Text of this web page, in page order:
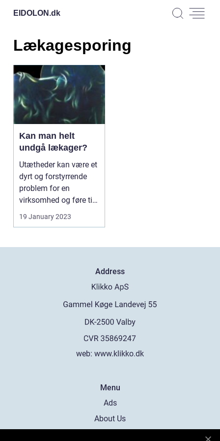
EIDOLON.dk
Lækagesporing
Kan man helt
undgå lækager?
Utætheder kan være et
dyrt og forstyrrende
problem for en
virksomhed og føre til
både fysiske og øko...
19 January 2023
Address
web: www.klikko.dk
Menu
Ads
About Us